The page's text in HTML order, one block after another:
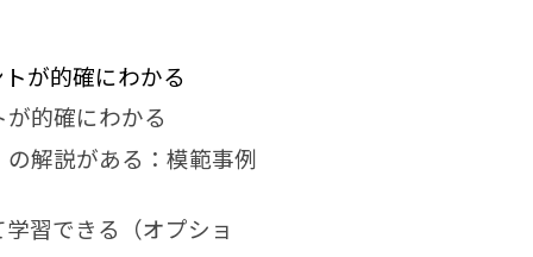
が的確にわかる
的確にわかる
解説がある：模範事例
習できる（オプショ